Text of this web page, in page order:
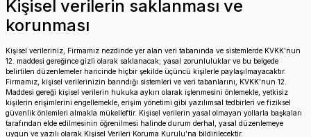
Kişisel verilerin saklanması ve
korunması
Kişisel verileriniz, Firmamız nezdinde yer alan veri tabanında ve sistemlerde KVKK’nun
12. maddesi gereğince gizli olarak saklanacak; yasal zorunluluklar ve bu belgede
belirtilen düzenlemeler haricinde hiçbir şekilde üçüncü kişilerle paylaşılmayacaktır.
Firmamız, kişisel verilerinizin barındığı sistemleri ve veri tabanlarını, KVKK’nun 12.
Maddesi gereği kişisel verilerin hukuka aykırı olarak işlenmesini önlemekle, yetkisiz
kişilerin erişimlerini engellemekle, erişim yönetimi gibi yazılımsal tedbirleri ve fiziksel
güvenlik önlemleri almakla mükelleftir. Kişisel verilerin yasal olmayan yollarla başkaları
tarafından elde edilmesinin öğrenilmesi halinde durum derhal, yasal düzenlemeye
uygun ve yazılı olarak Kişisel Verileri Koruma Kurulu’na bildirilecektir.